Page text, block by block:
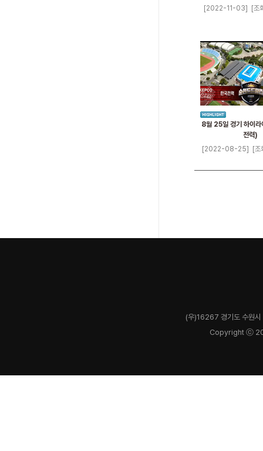
[2022-11-03]
[조
8월 25일 경기 하이
전력)
[2022-08-25]
[
(우)16267 경기도 수원
Copyright ⓒ